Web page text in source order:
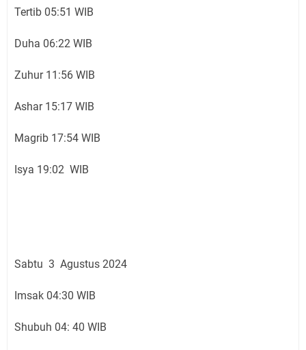
Tertib 05:51 WIB
Duha 06:22 WIB
Zuhur 11:56 WIB
Ashar 15:17 WIB
Magrib 17:54 WIB
Isya 19:02 WIB
Sabtu 3 Agustus 2024
Imsak 04:30 WIB
Shubuh 04: 40 WIB